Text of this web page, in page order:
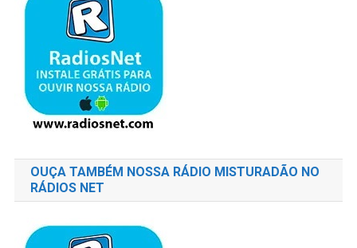
OUÇA TAMBÉM NOSSA RÁDIO MISTURADÃO NO
RÁDIOS NET